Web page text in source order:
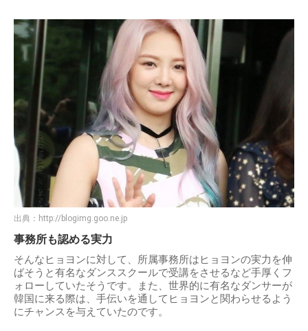
出典： http://blogimg.goo.ne.jp
事務所も認める実力
そんなヒョヨンに対して、所属事務所はヒョヨンの実力を伸
ばそうと有名なダンススクールで受講をさせるなど手厚くフ
ォローしていたそうです。また、世界的に有名なダンサーが
韓国に来る際は、手伝いを通してヒョヨンと関わらせるよう
にチャンスを与えていたのです。